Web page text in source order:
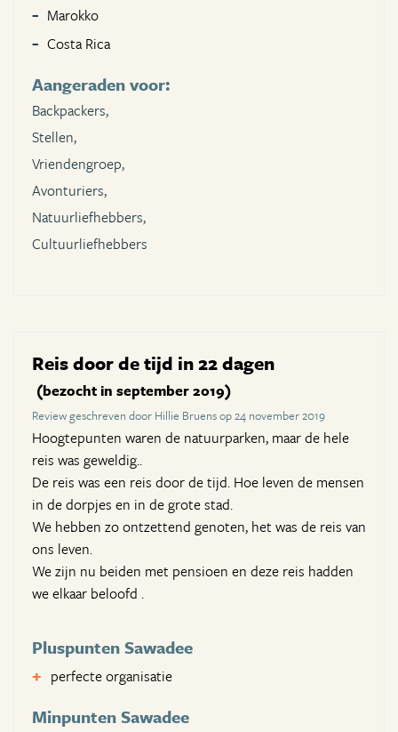
Marokko
Costa Rica
Aangeraden voor:
Backpackers,
Stellen,
Vriendengroep,
Avonturiers,
Natuurliefhebbers,
Cultuurliefhebbers
Reis door de tijd in 22 dagen
(bezocht in september 2019)
Review geschreven door Hillie Bruens op 24 november 2019
Hoogtepunten waren de natuurparken, maar de hele
reis was geweldig..
De reis was een reis door de tijd. Hoe leven de mensen
in de dorpjes en in de grote stad.
We hebben zo ontzettend genoten, het was de reis van
ons leven.
We zijn nu beiden met pensioen en deze reis hadden
we elkaar beloofd .
Pluspunten Sawadee
perfecte organisatie
Minpunten Sawadee